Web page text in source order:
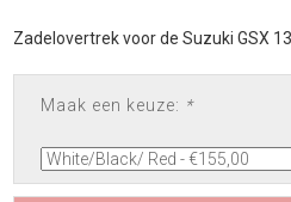
Zadelovertrek voor de Suzuki GSX
Maak een keuze: *